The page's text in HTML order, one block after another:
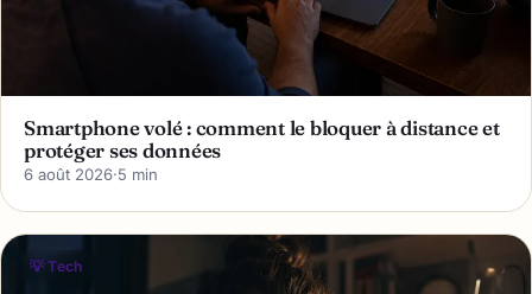
Smartphone volé : comment le bloquer à distance et
protéger ses données
6 août 2026·5 min
💡 Tech